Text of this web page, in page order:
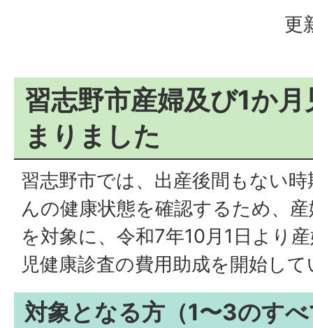
更
習志野市産婦及び1か
まりました
習志野市では、出産後間もない
んの健康状態を確認するため、
を対象に、令和7年10月1日より
児健康診査の費用助成を開始し
対象となる方（1〜3のす